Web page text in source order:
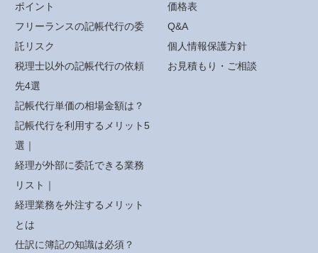
ポイント
フリーランスの記帳代行の委
託リスク
税理士以外の記帳代行の依頼
先4選
記帳代行単価の相場金額は？
記帳代行を利用するメリット5
選｜
経理が外部に委託できる業務
リスト｜
経理業務を外注するメリット
とは
仕訳に簿記の知識は必須？
価格表
Q&A
個人情報保護方針
お見積もり・ご相談